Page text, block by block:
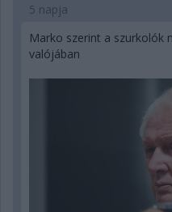
5 napja
Marko szerint a szurkolók
valójában